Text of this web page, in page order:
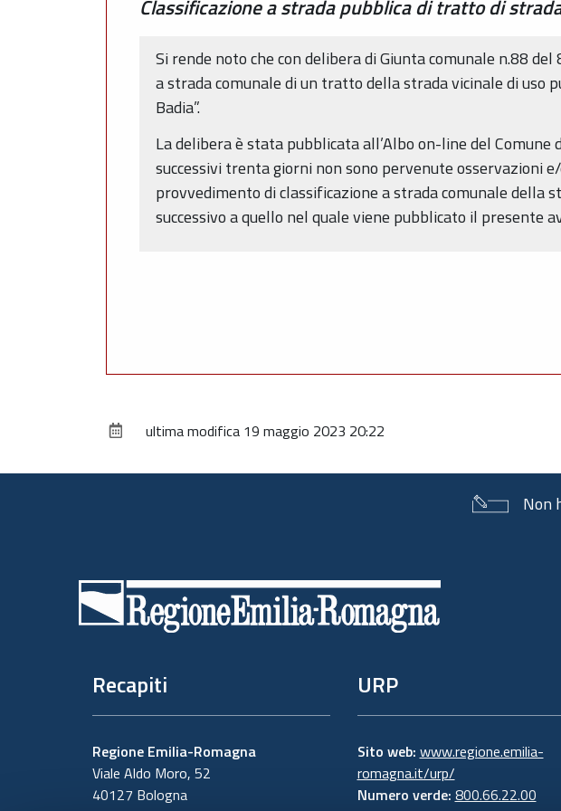
Classificazione a strada pubblica di tratto di
Si rende noto che con delibera di Giunta comunale n.88
a strada comunale di un tratto della strada vicinale di
Badia”.
La delibera è stata pubblicata all’Albo on-line del
successivi trenta giorni non sono pervenute osservazioni
provvedimento di classificazione a strada comunale della
successivo a quello nel quale viene pubblicato il presente
ultima modifica 19 maggio 2023 20:22
Non
Recapiti
Regione Emilia-Romagna
Viale Aldo Moro, 52
40127 Bologna
URP
Sito web: www.regione.emilia-
romagna.it/urp/
Numero verde: 800.66.22.00